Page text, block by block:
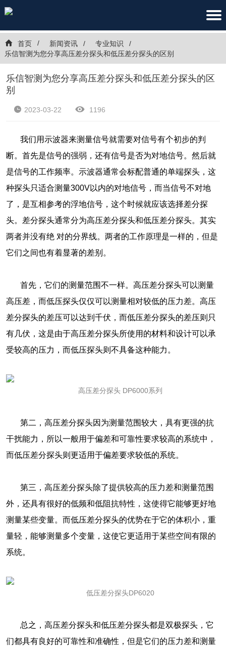
首页 新闻资讯
专业知识
乐信智测为您分享高压差分探头和低压差分探头的区别
乐信智测为您分享高压差分探头和低压差分探头的区
别
2023-03-22 1196
我们用示波器来测量信号就需要对信号有个初步的判
断。首先是信号的强弱，还有信号是否为对地信号。然后就
是信号的工作频率。示波器通常会标配普通的单端探头，这
种探头只适合测量300V以内的对地信号，而当信号不对地
了，是互相参考的浮地信号，这个时候就应该选择差分探
头。差分探头通常分为高压差分探头和低压差分探头。其实
两者并没有绝 对的分界线。两者的工作原理是一样的，但是
它们之间也有着显著的差别。
首先，它们的测量范围不一样。高压差分探头可以测量
高压差，而低压探头仅仅可以测量相对较低的压力差。高压
差分探头的差压可以达到千伏，而低压差分探头的差压则只
有几伏，这是由于高压差分探头所使用的材料和设计可以承
受较高的压力，而低压探头则不具备这种能力。
高压差分探头 DP6000系列
第二，高压差分探头因为测量范围较大，具有更强的抗
干扰能力，所以一般用于偏差和可靠性要求较高的系统中，
而低压差分探头则更适用于偏差要求较低的系统。
第三，高压差分探头除了提供较高的压力差和测量范围
外，还具有很好的低频和低阻抗特性，这使得它能够更好地
测量某些变量。而低压差分探头的优势在于它的体积小，重
量轻，能够测量多个变量，这使它更适用于某些空间有限的
系统。
低压差分探头DP6020
总之，高压差分探头和低压差分探头都是双极探头，它
们都具有良好的可靠性和准确性，但是它们的压力差和测量